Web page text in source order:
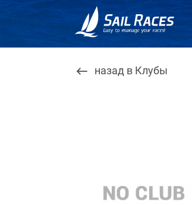
назад в Клубы